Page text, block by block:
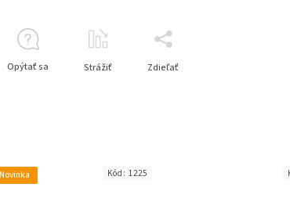
Opýtať sa Strážiť Zdieľať
Novinka Kód: 1225